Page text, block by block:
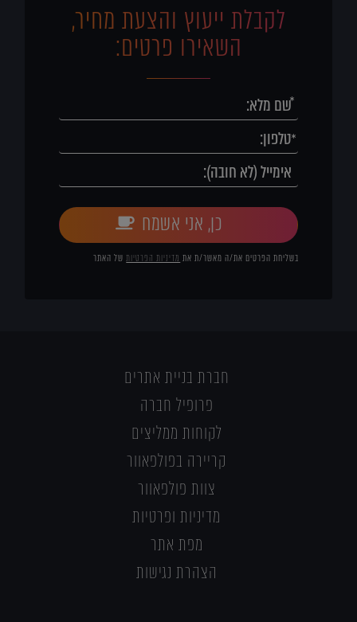
לקבלת ייעוץ והצעת מחיר,
השאירו פרטים:
כן, אני אשמח
בשליחת הפרטים את/ה מאשר/ת את מדיניות הפרטיותשל האתר
חברת בניית אתרים
פרופיל חברה
לקוחות ממליצים
קריירה בפולפאוור
צוות פולפאוור
מדיניות ופרטיות
מפת אתר
הצהרת נגישות